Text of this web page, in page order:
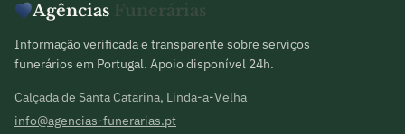
Agências Funerárias
Informação verificada e transparente sobre serviços
funerários em Portugal. Apoio disponível 24h.
Calçada de Santa Catarina, Linda-a-Velha
info@agencias-funerarias.pt